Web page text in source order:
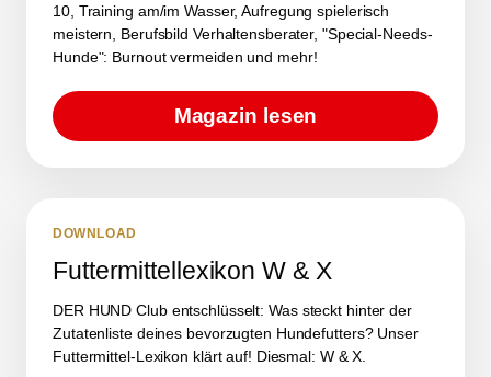
10, Training am/im Wasser, Aufregung spielerisch
meistern, Berufsbild Verhaltensberater, "Special-Needs-
Hunde": Burnout vermeiden und mehr!
Magazin lesen
DOWNLOAD
Futtermittellexikon W & X
DER HUND Club entschlüsselt: Was steckt hinter der
Zutatenliste deines bevorzugten Hundefutters? Unser
Futtermittel-Lexikon klärt auf! Diesmal: W & X.